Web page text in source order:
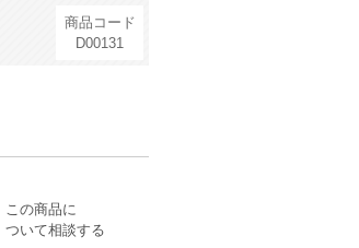
商品コード
D00131
この商品に
ついて相談する